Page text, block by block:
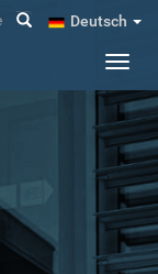
Deutsch
Suche